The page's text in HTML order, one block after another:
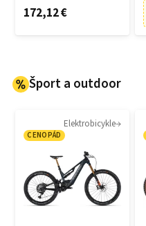
172,12 €
Šport a outdoor
Elektrobicykle
CENOPÁD